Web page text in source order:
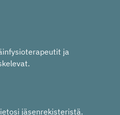
ja
jäsenrekisteristä.